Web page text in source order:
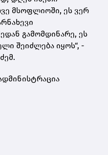
მსოფლიოში, ეს ვერ
გამომდინარე, ეს
შეიძლება იყოს“, -